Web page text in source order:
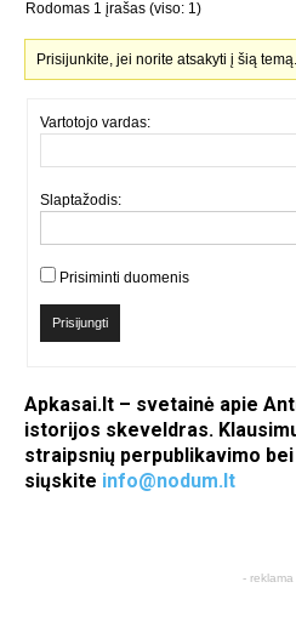
Rodomas 1 įrašas (viso: 1)
Prisijunkite, jei norite atsakyti į šią temą.
Vartotojo vardas:
Slaptažodis:
Prisiminti duomenis
Prisijungti
Apkasai.lt – svetainė apie
istorijos skeveldras.
straipsnių perpublikavimo
siųskite info@nodum.lt
- reklama